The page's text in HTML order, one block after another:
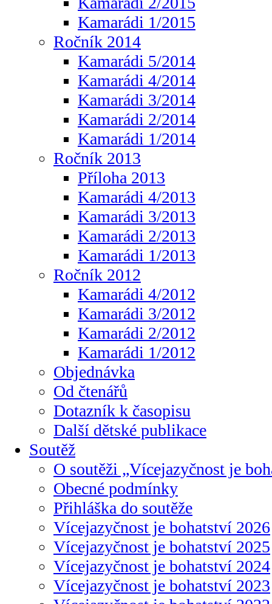
Kamarádi 1/2015
Ročník 2014
Kamarádi 5/2014
Kamarádi 4/2014
Kamarádi 3/2014
Kamarádi 2/2014
Kamarádi 1/2014
Ročník 2013
Příloha 2013
Kamarádi 4/2013
Kamarádi 3/2013
Kamarádi 2/2013
Kamarádi 1/2013
Ročník 2012
Kamarádi 4/2012
Kamarádi 3/2012
Kamarádi 2/2012
Kamarádi 1/2012
Objednávka
Od čtenářů
Dotazník k časopisu
Další dětské publikace
Soutěž
O soutěži „Vícejazyčnost je
Obecné podmínky
Přihláška do soutěže
Vícejazyčnost je bohatství 2026
Vícejazyčnost je bohatství 2025
Vícejazyčnost je bohatství 2024
Vícejazyčnost je bohatství 2023